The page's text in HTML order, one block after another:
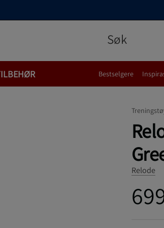
Bestselgere
Relode